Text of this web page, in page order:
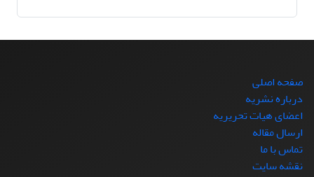
صفحه اصلی
درباره نشریه
اعضای هیات تحریریه
ارسال مقاله
تماس با ما
نقشه سایت